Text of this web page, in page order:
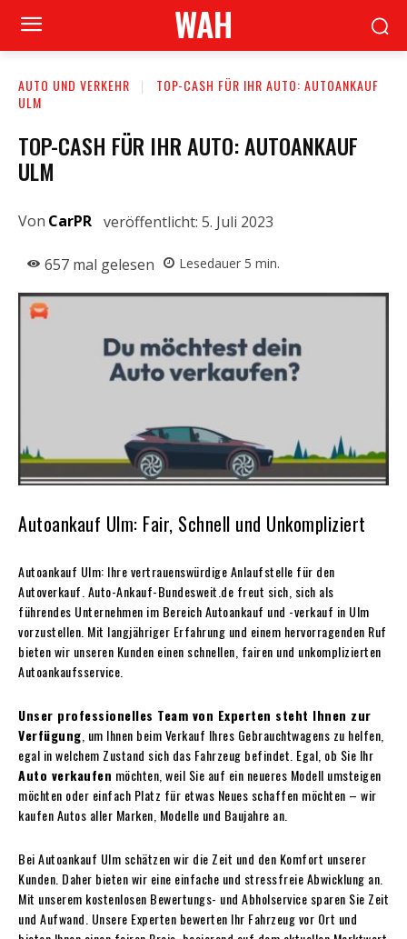
WAH
AUTO UND VERKEHR
TOP-CASH FÜR IHR AUTO: AUTOANKAUF
ULM
TOP-CASH FÜR IHR AUTO: AUTOANKAUF
ULM
Von CarPR veröffentlicht: 5. Juli 2023
657 mal gelesen Lesedauer 5 min.
Autoankauf Ulm: Fair, Schnell und Unkompliziert
Autoankauf Ulm: Ihre vertrauenswürdige Anlaufstelle für den
Autoverkauf. Auto-Ankauf-Bundesweit.de freut sich, sich als
führendes Unternehmen im Bereich Autoankauf und -verkauf in Ulm
vorzustellen. Mit langjähriger Erfahrung und einem hervorragenden Ruf
bieten wir unseren Kunden einen schnellen, fairen und unkomplizierten
Autoankaufsservice.
Unser professionelles Team von Experten steht Ihnen zur
Verfügung , um Ihnen beim Verkauf Ihres Gebrauchtwagens zu helfen,
egal in welchem Zustand sich das Fahrzeug befindet. Egal, ob Sie Ihr
Auto verkaufen möchten, weil Sie auf ein neueres Modell umsteigen
möchten oder einfach Platz für etwas Neues schaffen möchten – wir
kaufen Autos aller Marken, Modelle und Baujahre an.
Bei Autoankauf Ulm schätzen wir die Zeit und den Komfort unserer
Kunden. Daher bieten wir eine einfache und stressfreie Abwicklung an.
Mit unserem kostenlosen Bewertungs- und Abholservice sparen Sie Zeit
und Aufwand. Unsere Experten bewerten Ihr Fahrzeug vor Ort und